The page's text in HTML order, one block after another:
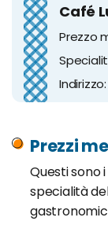
Café
Prezzo
Prezzi
Questi sono
specialità